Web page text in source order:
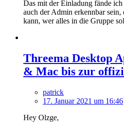
Das mit der Einladung fände
auch der Admin erkennbar
kann, wer alles in die Gruppe
Threema Desktop
& Mac bis zur
patrick
17. Januar 2021 um 16:46
Hey Olzge,